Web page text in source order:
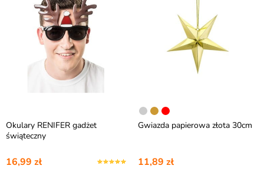
Okulary RENIFER gadżet
świąteczny
16,99 zł
Gwiazda papierowa złota 30cm
11,89 zł